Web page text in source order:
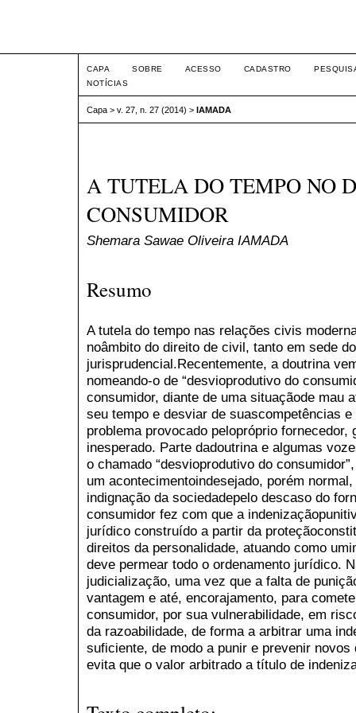
CAPA SOBRE ACESSO CADASTRO
NOTÍCIAS
Capa > v. 27, n. 27 (2014) > IAMADA
A TUTELA DO TEMPO NO
CONSUMIDOR
Shemara Sawae Oliveira IAMADA
Resumo
A tutela do tempo nas relações civis
noâmbito do direito de civil, tanto em sede
jurisprudencial.Recentemente, a doutrina
nomeando-o de “desvioprodutivo do
consumidor, diante de uma situaçãode mau
seu tempo e desviar de suascompetências
problema provocado pelopróprio
inesperado. Parte dadoutrina e algumas
o chamado “desvioprodutivo do
um acontecimentoindesejado, porém
indignação da sociedadepelo descaso do
consumidor fez com que a
jurídico construído a partir da
direitos da personalidade, atuando como
deve permear todo o ordenamento jurídico.
judicialização, uma vez que a falta de
vantagem e até, encorajamento, para
consumidor, por sua vulnerabilidade, em
da razoabilidade, de forma a arbitrar uma
suficiente, de modo a punir e prevenir
evita que o valor arbitrado a título de